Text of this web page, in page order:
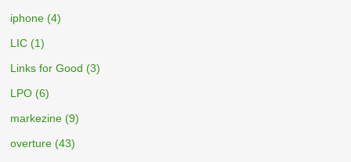
iphone (4)
LIC (1)
Links for Good (3)
LPO (6)
markezine (9)
overture (43)